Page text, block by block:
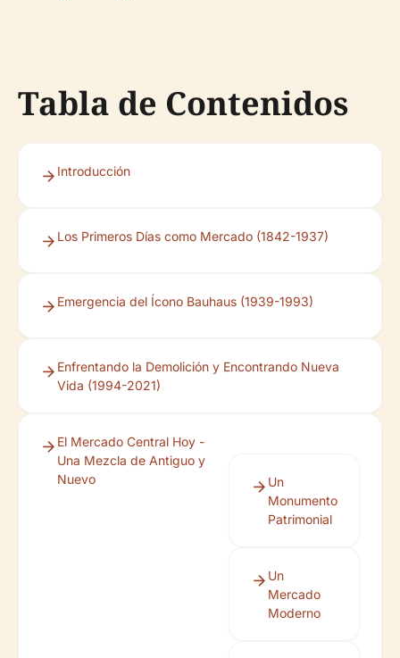
Tabla de Contenidos
Introducción
Los Primeros Días como Mercado (1842-1937)
Emergencia del Ícono Bauhaus (1939-1993)
Enfrentando la Demolición y Encontrando Nueva
Vida (1994-2021)
El Mercado Central Hoy -
Una Mezcla de Antiguo y
Nuevo
Un
Monumento
Patrimonial
Un
Mercado
Moderno